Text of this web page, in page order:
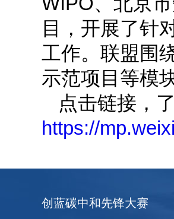
目，开展了针
工作。联盟围
示范项目等模
点击链接，
https://
创蓝碳中和先锋大赛